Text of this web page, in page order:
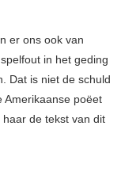
er ons ook van
in het geding
Dat is niet de schuld
Amerikaanse poëet
de tekst van dit